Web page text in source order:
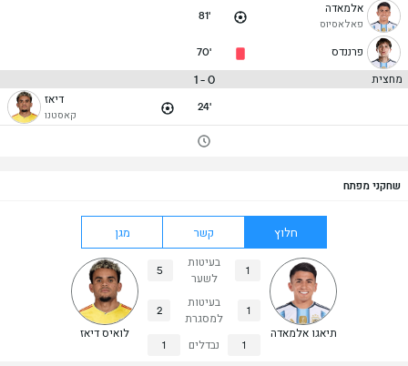
אלמאדה
פאלאסיוס
81'
פרננדס 70'
מחצית 0 - 1
24'
דיאז
קאסטנו
שחקני מפתח
חלוץ קשר מגן
תיאגו אלמאדה
1
בעיטות
לשער
5
1
בעיטות
למסגרת
2
1 נבדלים 1
לואיס דיאז